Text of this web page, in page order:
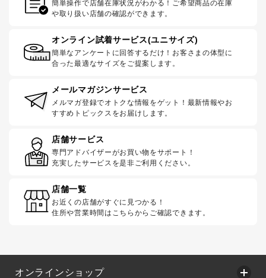
簡単操作で店舗在庫状況がわかる！ご希望商品の在庫
や取り扱い店舗の確認ができます。
オンライン試着サービス(ユニサイズ)
簡単なアンケートに回答するだけ！お客さまの体型に
合った最適なサイズをご提案します。
メールマガジンサービス
メルマガ登録でオトクな情報をゲット！最新情報やお
すすめトピックスをお届けします。
店舗サービス
専門アドバイザーがお買い物をサポート！
充実したサービスを是非ご利用ください。
店舗一覧
お近くの店舗がすぐに見つかる！
住所や営業時間はこちらからご確認できます。
オンラインショップ